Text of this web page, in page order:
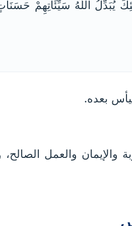
يُبَدِّلُ اللَّهُ سَيِّئَاتِهِمْ
بعده.
والعمل الصالح،